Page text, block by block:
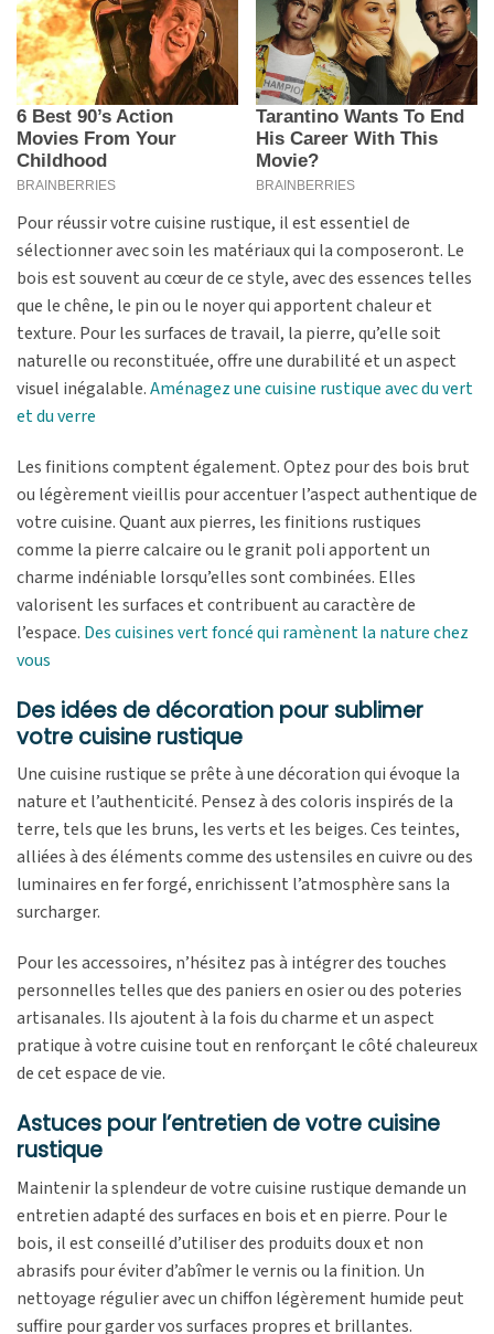
Pour réussir votre cuisine rustique, il est essentiel de
sélectionner avec soin les matériaux qui la composeront. Le
bois est souvent au cœur de ce style, avec des essences telles
que le chêne, le pin ou le noyer qui apportent chaleur et
texture. Pour les surfaces de travail, la pierre, qu’elle soit
naturelle ou reconstituée, offre une durabilité et un aspect
visuel inégalable.Aménagez une cuisine rustique avec du vert
et du verre
Les finitions comptent également. Optez pour des bois brut
ou légèrement vieillis pour accentuer l’aspect authentique de
votre cuisine. Quant aux pierres, les finitions rustiques
comme la pierre calcaire ou le granit poli apportent un
charme indéniable lorsqu’elles sont combinées. Elles
valorisent les surfaces et contribuent au caractère de
l’espace. Des cuisines vert foncé qui ramènent la nature chez
vous
Des idées de décoration pour sublimer
votre cuisine rustique
Une cuisine rustique se prête à une décoration qui évoque la
nature et l’authenticité. Pensez à des coloris inspirés de la
terre, tels que les bruns, les verts et les beiges. Ces teintes,
alliées à des éléments comme des ustensiles en cuivre ou des
luminaires en fer forgé, enrichissent l’atmosphère sans la
surcharger.
Pour les accessoires, n’hésitez pas à intégrer des touches
personnelles telles que des paniers en osier ou des poteries
artisanales. Ils ajoutent à la fois du charme et un aspect
pratique à votre cuisine tout en renforçant le côté chaleureux
de cet espace de vie.
Astuces pour l’entretien de votre cuisine
rustique
Maintenir la splendeur de votre cuisine rustique demande un
entretien adapté des surfaces en bois et en pierre. Pour le
bois, il est conseillé d’utiliser des produits doux et non
abrasifs pour éviter d’abîmer le vernis ou la finition. Un
nettoyage régulier avec un chiffon légèrement humide peut
suffire pour garder vos surfaces propres et brillantes.